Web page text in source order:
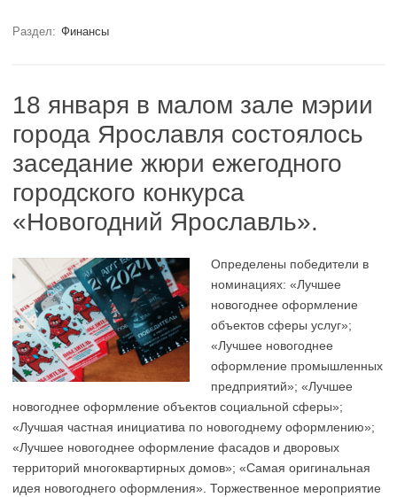
Раздел: Финансы
18 января в малом зале мэрии
города Ярославля состоялось
заседание жюри ежегодного
городского конкурса
«Новогодний Ярославль».
Определены победители в
номинациях: «Лучшее
новогоднее оформление
объектов сферы услуг»;
«Лучшее новогоднее
оформление промышленных
предприятий»; «Лучшее
новогоднее оформление объектов социальной сферы»;
«Лучшая частная инициатива по новогоднему оформлению»;
«Лучшее новогоднее оформление фасадов и дворовых
территорий многоквартирных домов»; «Самая оригинальная
идея новогоднего оформления». Торжественное мероприятие